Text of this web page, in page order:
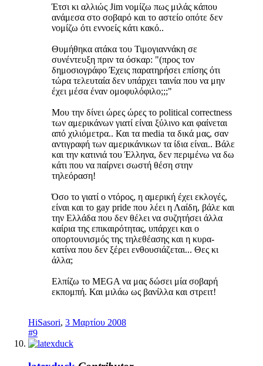
Έτσι κι αλλιώς Jim νομίζω πως μιλάς κάπου
ανάμεσα στο σοβαρό και το αστείο οπότε δεν
νομίζω ότι εννοείς κάτι κακό..
Θυμήθηκα ατάκα του Τιμογιαννάκη σε
συνέντευξη πριν τα όσκαρ: "(προς τον
δημοσιογράφο Έχεις παρατηρήσει επίσης ότι
τώρα τελευταία δεν υπάρχει ταινία που να μην
έχει μέσα έναν ομοφυλόφιλο;;;"
Μου την δίνει ώρες ώρες το political correctness
των αμερικάνων γιατί είναι ξύλινο και φαίνεται
από χιλιόμετρα.. Και τα media τα δικά μας, σαν
αντιγραφή των αμερικάνικων τα ίδια είναι.. Βάλε
και την κατινιά του Έλληνα, δεν περιμένω να δω
κάτι που να παίρνει σωστή θέση στην
τηλεόραση!
Όσο το γιατί ο ντόρος, η αμερική έχει εκλογές,
είναι και το gay pride που λέει η Λαίδη, βάλε και
την Ελλάδα που δεν θέλει να συζητήσει άλλα
καίρια της επικαιρότητας, υπάρχει και ο
οπορτουνισμός της τηλεθέασης και η κυρα-
κατίνα που δεν ξέρει ενθουσιάζεται... Θες κι
άλλα;
Ελπίζω το MEGA να μας δώσει μία σοβαρή
εκπομπή. Και μιλάω ως βανίλλα και στρειτ!
HiSasori, 3 Μαρτίου 2008
#9